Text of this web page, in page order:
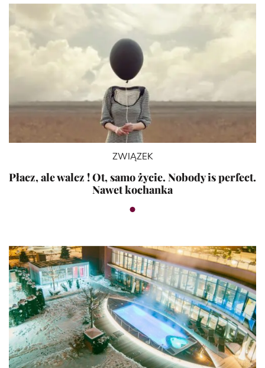
ZWIĄZEK
Płacz, ale walcz ! Ot, samo życie. Nobody is perfect.
Nawet kochanka